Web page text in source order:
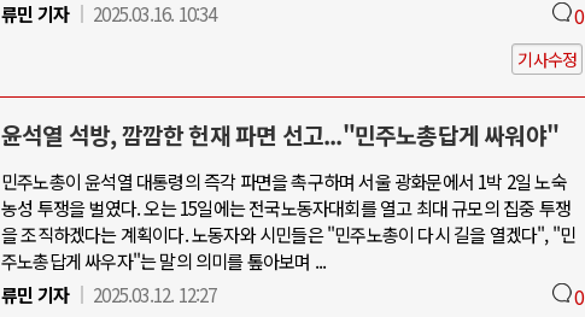
류민 기자
2025.03.16. 10:34 0
기사수정
윤석열 석방, 깜깜한 헌재 파면 선고..."민주노총답게 싸워야"
민주노총이 윤석열 대통령의 즉각 파면을 촉구하며 서울 광화문에서 1박 2일 노숙
농성 투쟁을 벌였다. 오는 15일에는 전국노동자대회를 열고 최대 규모의 집중 투쟁
을 조직하겠다는 계획이다. 노동자와 시민들은 "민주노총이 다시 길을 열겠다", "민
주노총답게 싸우자"는 말의 의미를 톺아보며 ...
류민 기자
2025.03.12. 12:27 0